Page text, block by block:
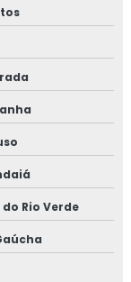
assuntos
5s
Rio Verde